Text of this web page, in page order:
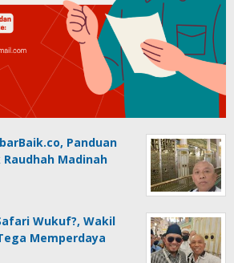
Panduan
Madinah
Wukuf?, Wakil
Memperdaya